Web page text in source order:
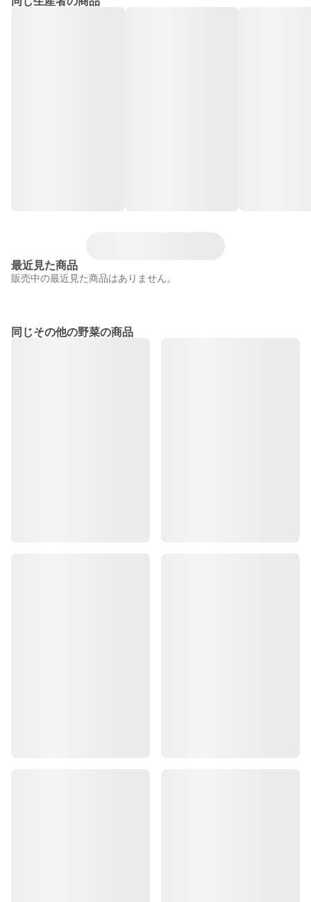
最近見た商品
販売中の最近見た商品はありません。
同じその他の野菜の商品